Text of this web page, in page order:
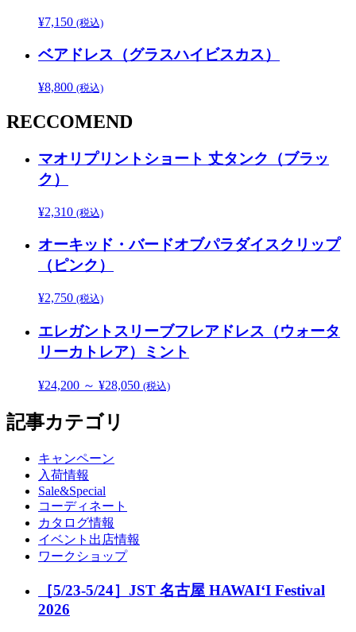
¥7,150 (税込)
ベアドレス（グラスハイビスカス）
¥8,800 (税込)
RECCOMEND
マオリプリントショート 丈タンク（ブラッ
ク）
¥2,310 (税込)
オーキッド・バードオブパラダイスクリップ
（ピンク）
¥2,750 (税込)
エレガントスリーブフレアドレス（ウォータ
リーカトレア）ミント
¥24,200 ～ ¥28,050 (税込)
記事カテゴリ
キャンペーン
入荷情報
Sale&Special
コーディネート
カタログ情報
イベント出店情報
ワークショップ
［5/23-5/24］JST 名古屋 HAWAIʻI Festival
2026